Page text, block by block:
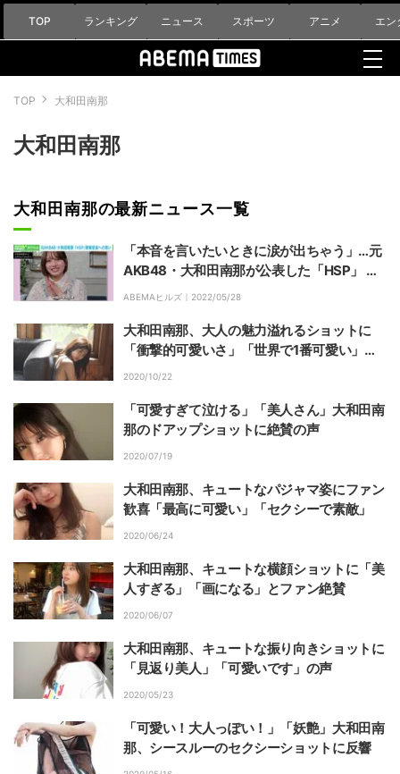
TOP ランキング ニュース スポーツ アニメ エン
TOP 大和田南那
大和田南那
大和田南那の最新ニュース一覧
「本音を言いたいときに涙が出ちゃう」…元
AKB48・大和田南那が公表した「HSP」 理
解促進への思い
ABEMAヒルズ｜ 2022/05/28
大和田南那、大人の魅力溢れるショットに
「衝撃的可愛いさ」「世界で1番可愛い」と
ファン絶賛
2020/10/22
「可愛すぎて泣ける」「美人さん」大和田南
那のドアップショットに絶賛の声
2020/07/19
大和田南那、キュートなパジャマ姿にファン
歓喜「最高に可愛い」「セクシーで素敵」
2020/06/24
大和田南那、キュートな横顔ショットに「美
人すぎる」「画になる」とファン絶賛
2020/06/07
大和田南那、キュートな振り向きショットに
「見返り美人」「可愛いです」の声
2020/05/23
「可愛い！大人っぽい！」「妖艶」大和田南
那、シースルーのセクシーショットに反響